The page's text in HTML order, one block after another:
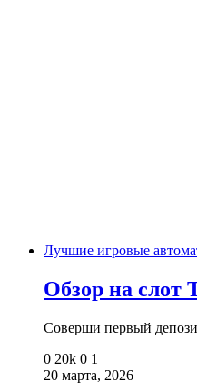
Лучшие игровые
Обзор на слот
Соверши первый
0 20k 0 1
20 марта, 2026